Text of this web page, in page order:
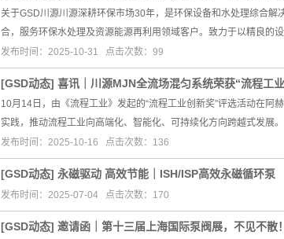
关于GSD川源川源深耕环保市场30年，是环保设备和水处理综合解
合，服务环保水处理及资源能源再利用领域客户。致力于以精良的
发布时间：2025-10-31 点击次数：99
[GSD动态] 喜讯｜川源MJN全流场混匀系统荣获“流程工
10月14日，由《流程工业》发起的“流程工业创新奖”评选活动在
实践，推动流程工业向高端化、智能化、可持续化方向跨越式发展
发布时间：2025-10-16 点击次数：136
[GSD动态] 永磁驱动 高效节能｜ISH/ISP高效永磁循环泵
发布时间：2025-07-04 点击次数：170
[GSD动态] 邀请函｜第十三届上海国际泵阀展，不见不散！